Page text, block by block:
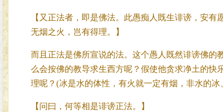
【又正法者，即是佛法。此愚痴人既生诽谤，安
无烟之火，岂有得理。】
而且正法是佛所宣说的法。这个愚人既然诽谤佛的
么会按佛的教导求生西方呢？假使他贪求净土的快
理呢？(冰是水的体性，有火就一定有烟，非水的
【问曰，何等相是诽谤正法。】